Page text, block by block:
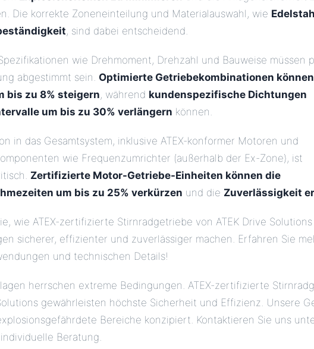
Die korrekte Zoneneinteilung und Materialauswahl, wie
, sind dabei entscheidend.
wie Drehmoment, Drehzahl und Bauweise müssen
abgestimmt sein. Optimierte Getriebekombinationen
bis zu 8% steigern, während kundenspezifische Dichtungen
um bis zu 30% verlängern können.
in das Gesamtsystem, inklusive ATEX-konformer Motoren und
wie Frequenzumrichter (außerhalb der Ex-Zone), ist
Zertifizierte Motor-Getriebe-Einheiten können die
um bis zu 25% verkürzen und die Zuverlässigkeit
wie ATEX-zertifizierte Stirnradgetriebe von ATEK Drive
sicherer, effizienter und zuverlässiger machen. Erfahren Sie
und technischen Details!
herrschen extreme Bedingungen. ATEX-zertifizierte
gewährleisten höchste Sicherheit und Effizienz. Unsere
Bereiche konzipiert. Kontaktieren Sie uns
Beratung.